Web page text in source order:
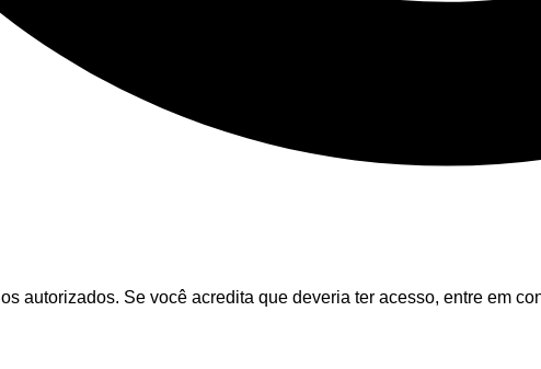
autorizados. Se você acredita que deveria ter acesso, entre em